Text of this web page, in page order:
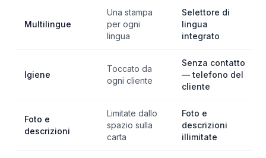
Multilingue
Una stampa
per ogni
lingua
Selettore di
lingua
integrato
Igiene
Toccato da
ogni cliente
Senza contatto
— telefono del
cliente
Foto e
descrizioni
Limitate dallo
spazio sulla
carta
Foto e
descrizioni
illimitate